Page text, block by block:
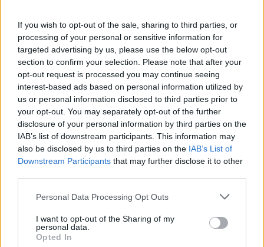
If you wish to opt-out of the sale, sharing to third parties, or
processing of your personal or sensitive information for
targeted advertising by us, please use the below opt-out
section to confirm your selection. Please note that after your
opt-out request is processed you may continue seeing
interest-based ads based on personal information utilized by
us or personal information disclosed to third parties prior to
your opt-out. You may separately opt-out of the further
disclosure of your personal information by third parties on the
IAB’s list of downstream participants. This information may
also be disclosed by us to third parties on the IAB’s List of
Downstream Participants that may further disclose it to other
Personal Data Processing Opt Outs
I want to opt-out of the Sharing of my
personal data.
Opted In
Η MOLON LAVE αναζητά υπεύθυνο βάρδιας
01/08/2026 19:15
«Εργαζόμενοι σε φέρετρα, πελάτες σε